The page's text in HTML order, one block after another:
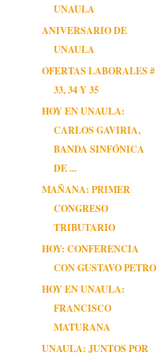
UNAULA
ANIVERSARIO DE
UNAULA
OFERTAS LABORALES #
33, 34 Y 35
HOY EN UNAULA:
CARLOS GAVIRIA,
BANDA SINFÓNICA
DE ...
MAÑANA: PRIMER
CONGRESO
TRIBUTARIO
HOY: CONFERENCIA
CON GUSTAVO PETRO
HOY EN UNAULA:
FRANCISCO
MATURANA
UNAULA: JUNTOS POR